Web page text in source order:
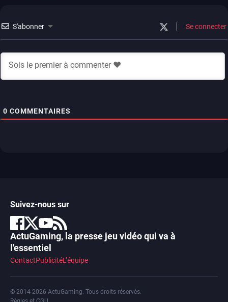
S'abonner Se connecter
0 COMMENTAIRES
Suivez-nous sur
ActuGaming, la presse jeu vidéo qui va à
l'essentiel
ContactPublicitéL’équipe
© 2014-2026 ActuGaming. Tous droits réservés.